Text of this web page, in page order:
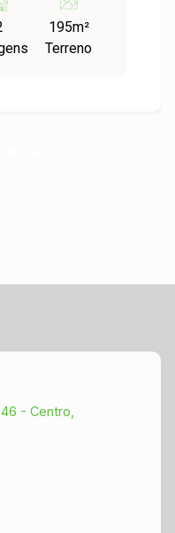
um
amigos e
sendo 1 suíte
195m²
Terreno
- Centro,